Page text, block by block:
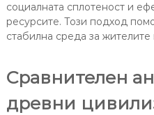
социалната сплотеност и
ресурсите. Този подход
стабилна среда за жителите
Сравнителен
древни